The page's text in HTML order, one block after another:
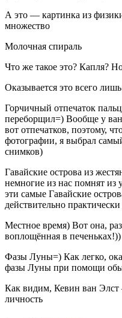
А это — картинка из
множество
Молочная спираль
Что же такое это? Капля?
Оказывается это всего
Горчичный отпечаток
переборщил=) Вообще у
вот отпечатков, поэтому,
фотографии, я выбрал
снимков)
Гавайские острова из
немногие из нас помнят из
эти самые Гавайские
действительно
Местное время) Вот она,
воплощённая в печеньках!))
Фазы Луны=) Как легко,
фазы Луны при помощи
Как видим, Кевин ван Элст
личность